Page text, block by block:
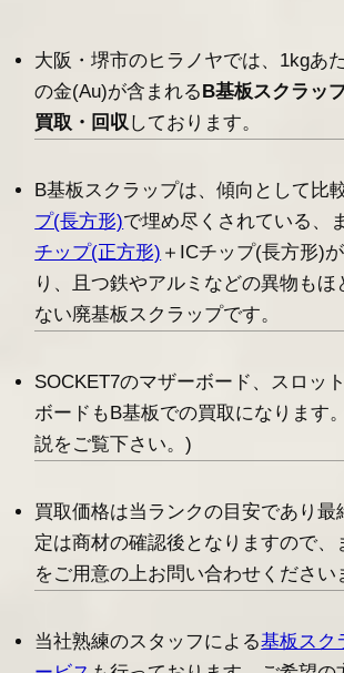
大阪・堺市のヒラノヤでは、1kgあ
の金(Au)が含まれるB基板スクラッ
買取・回収 しております。
B基板スクラップは、傾向として比
プ(長方形)で埋め尽くされている、
チップ(正方形) ＋ICチップ(長方形)
り、且つ鉄やアルミなどの異物もほ
ない廃基板スクラップです。
SOCKET7のマザーボード、スロッ
ボードもB基板での買取になります
説をご覧下さい。)
買取価格は当ランクの目安であり最
定は商材の確認後となりますので、
をご用意の上お問い合わせください
当社熟練のスタッフによる基板スク